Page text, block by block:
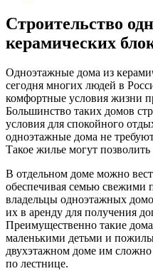
Строительство
керамических
Одноэтажные дома из
сегодня многих людей в
комфортные условия жизни
Большинство таких домов
условия для спокойного
одноэтажные дома не
Такое жилье могут
В отдельном доме можно
обеспечивая семью свежими
владельцы одноэтажных
их в аренду для получения
Преимущественно такие
маленькими детьми и
двухэтажном доме им сложно
по лестнице.